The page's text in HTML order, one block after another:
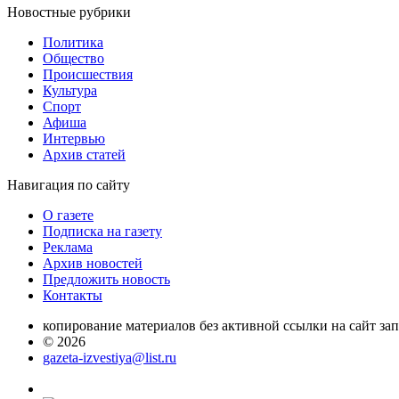
Новостные рубрики
Политика
Общество
Проиcшествия
Культура
Спорт
Афиша
Интервью
Архив статей
Навигация по сайту
О газете
Подписка на газету
Реклама
Архив новостей
Предложить новость
Контакты
копирование материалов без активной ссылки на сайт
© 2026
gazeta-izvestiya@list.ru